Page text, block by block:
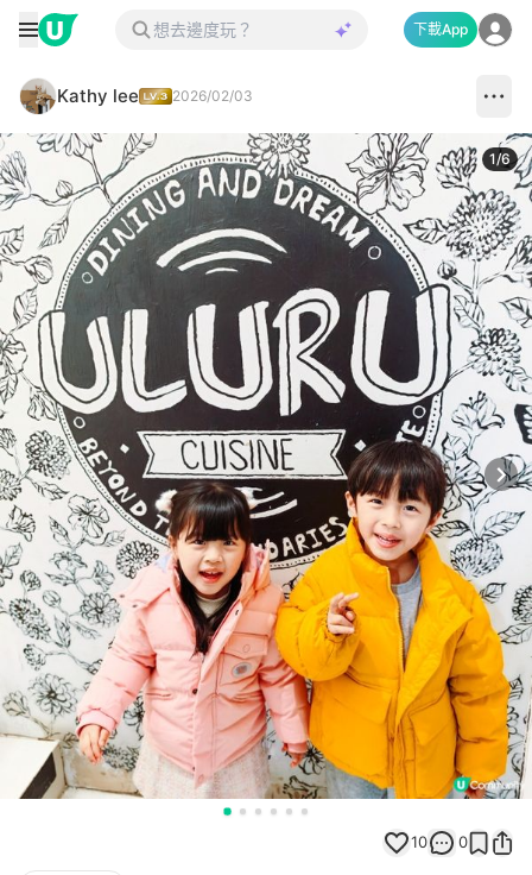
下載App
Kathy lee 2026/02/03
1/6
10 0